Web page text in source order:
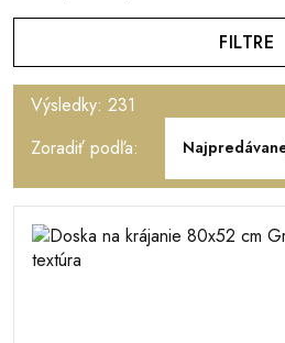
FILTRE
Výsledky: 231
Zoradiť podľa: